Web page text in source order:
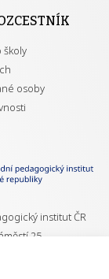
osoby
institut ČR
25